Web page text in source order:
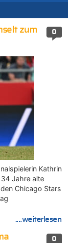
0
zum
Kathrin
Jahre alte
Chicago Stars
....weiterlesen
0